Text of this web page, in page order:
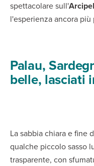
spettacolare sull'
l'esperienza ancora più
Palau,
belle, lasciati
La sabbia chiara e fine
qualche piccolo sasso
trasparente, con